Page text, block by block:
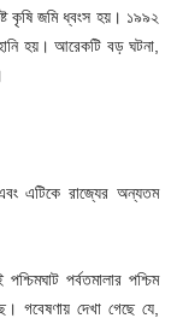
কৃষি জমি ধ্বংস হয়। ১৯৯২
হয়। আরেকটি বড় ঘটনা,
এবং এটিকে রাজ্যের অন্যতম
পর্বতমালার পশ্চিম
গবেষণায় দেখা গেছে যে,